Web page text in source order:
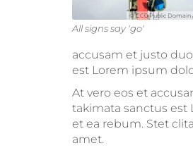
© CC0 Public Domain
All signs say 'go'
accusam et justo
est Lorem ipsum
At vero eos et
takimata sanctus est
et ea rebum. Stet
amet.